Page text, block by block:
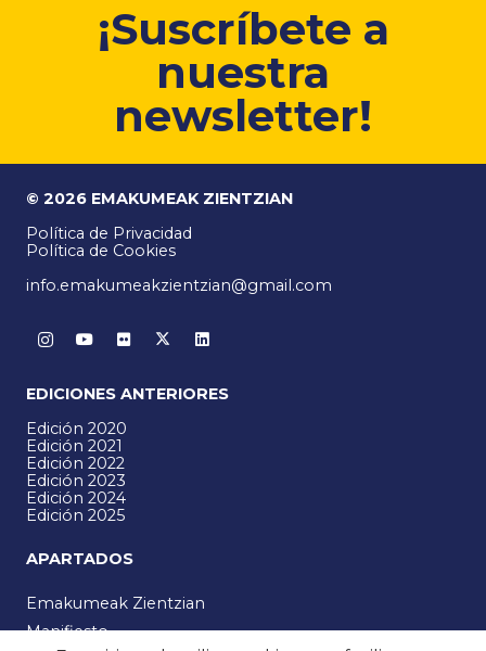
¡Suscríbete a
nuestra
newsletter!
© 2026 EMAKUMEAK ZIENTZIAN
Política de Privacidad
Política de Cookies
info.emakumeakzientzian@gmail.com
EDICIONES ANTERIORES
Edición 2020
Edición 2021
Edición 2022
Edición 2023
Edición 2024
Edición 2025
APARTADOS
Emakumeak Zientzian
Manifiesto